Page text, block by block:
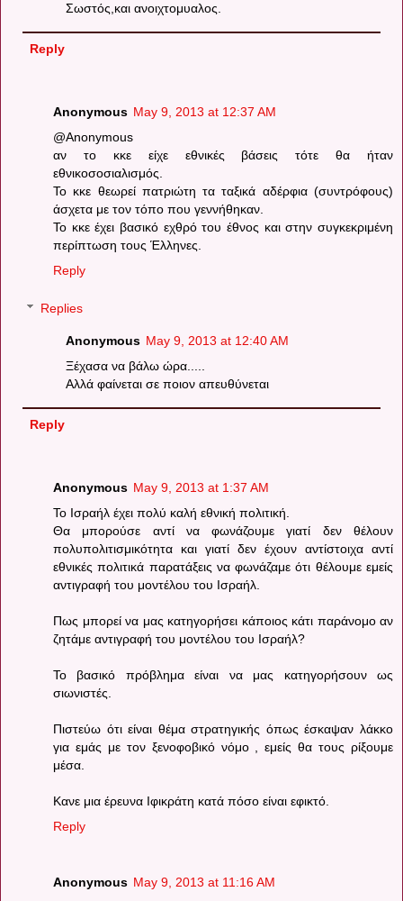
Σωστός,και ανοιχτομυαλος.
Reply
Anonymous May 9, 2013 at 12:37 AM
@Anonymous
αν το κκε είχε εθνικές βάσεις τότε θα ήταν
εθνικοσοσιαλισμός.
Το κκε θεωρεί πατριώτη τα ταξικά αδέρφια (συντρόφους)
άσχετα με τον τόπο που γεννήθηκαν.
Το κκε έχει βασικό εχθρό του έθνος και στην συγκεκριμένη
περίπτωση τους Έλληνες.
Reply
Replies
Anonymous May 9, 2013 at 12:40 AM
Ξέχασα να βάλω ώρα.....
Αλλά φαίνεται σε ποιον απευθύνεται
Reply
Anonymous May 9, 2013 at 1:37 AM
Το Ισραήλ έχει πολύ καλή εθνική πολιτική.
Θα μπορούσε αντί να φωνάζουμε γιατί δεν θέλουν
πολυπολιτισμικότητα και γιατί δεν έχουν αντίστοιχα αντί
εθνικές πολιτικά παρατάξεις να φωνάζαμε ότι θέλουμε εμείς
αντιγραφή του μοντέλου του Ισραήλ.
Πως μπορεί να μας κατηγορήσει κάποιος κάτι παράνομο αν
ζητάμε αντιγραφή του μοντέλου του Ισραήλ?
Το βασικό πρόβλημα είναι να μας κατηγορήσουν ως
σιωνιστές.
Πιστεύω ότι είναι θέμα στρατηγικής όπως έσκαψαν λάκκο
για εμάς με τον ξενοφοβικό νόμο , εμείς θα τους ρίξουμε
μέσα.
Κανε μια έρευνα Ιφικράτη κατά πόσο είναι εφικτό.
Reply
Anonymous May 9, 2013 at 11:16 AM